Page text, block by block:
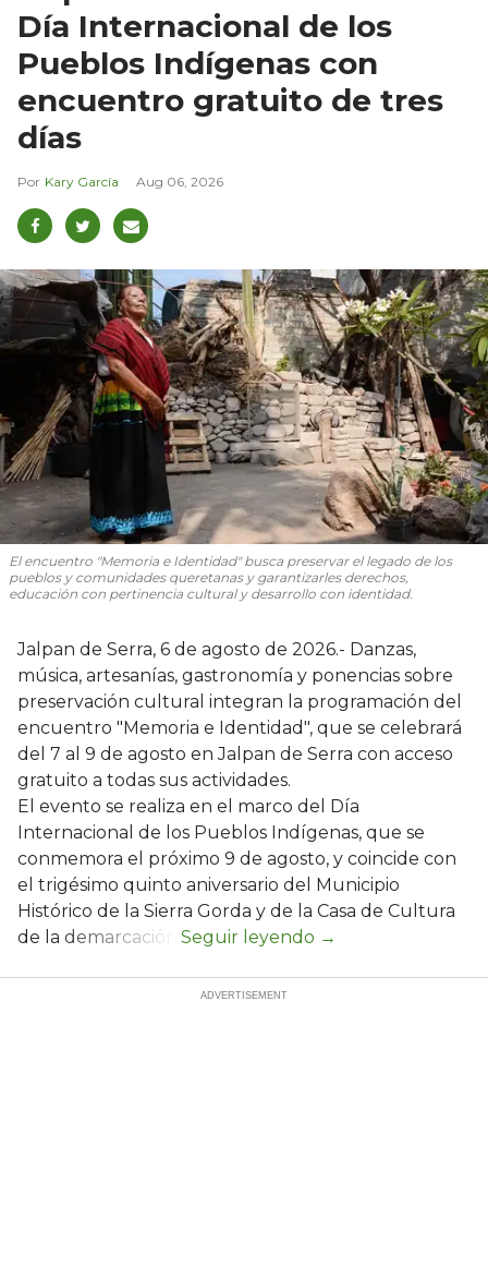
Día Internacional de los
Pueblos Indígenas con
encuentro gratuito de tres
días
Kary García Aug 06, 2026
El encuentro "Memoria e Identidad" busca preservar el legado de los
pueblos y comunidades queretanas y garantizarles derechos,
educación con pertinencia cultural y desarrollo con identidad.
Jalpan de Serra, 6 de agosto de 2026.- Danzas,
música, artesanías, gastronomía y ponencias sobre
preservación cultural integran la programación del
encuentro "Memoria e Identidad", que se celebrará
del 7 al 9 de agosto en Jalpan de Serra con acceso
gratuito a todas sus actividades.
El evento se realiza en el marco del Día
Internacional de los Pueblos Indígenas, que se
conmemora el próximo 9 de agosto, y coincide con
el trigésimo quinto aniversario del Municipio
Histórico de la Sierra Gorda y de la Casa de Cultura
de la demarcación.